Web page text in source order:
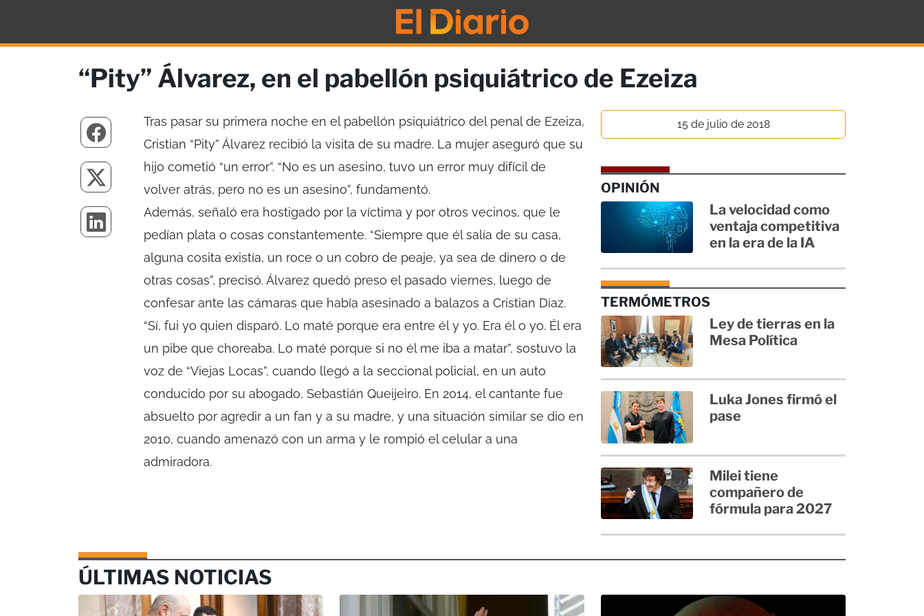
“Pity” Álvarez, en el pabellón psiquiátrico de Ezeiza
Tras pasar su primera noche en el pabellón psiquiátrico del penal de Ezeiza,
Cristian “Pity” Álvarez recibió la visita de su madre. La mujer aseguró que su
hijo cometió “un error”. “No es un asesino, tuvo un error muy difícil de
volver atrás, pero no es un asesino”, fundamentó.
Además, señaló era hostigado por la víctima y por otros vecinos, que le
pedían plata o cosas constantemente. “Siempre que él salía de su casa,
alguna cosita existía, un roce o un cobro de peaje, ya sea de dinero o de
otras cosas”, precisó. Álvarez quedó preso el pasado viernes, luego de
confesar ante las cámaras que había asesinado a balazos a Cristian Díaz.
“Sí, fui yo quien disparó. Lo maté porque era entre él y yo. Era él o yo. Él era
un pibe que choreaba. Lo maté porque si no él me iba a matar”, sostuvo la
voz de “Viejas Locas”, cuando llegó a la seccional policial, en un auto
conducido por su abogado, Sebastián Queijeiro. En 2014, el cantante fue
absuelto por agredir a un fan y a su madre, y una situación similar se dio en
2010, cuando amenazó con un arma y le rompió el celular a una
admiradora.
15 de julio de 2018
OPINIÓN
La velocidad como
ventaja competitiva
en la era de la IA
TERMÓMETROS
Ley de tierras en la
Mesa Política
Luka Jones firmó el
pase
Milei tiene
compañero de
fórmula para 2027
ÚLTIMAS NOTICIAS